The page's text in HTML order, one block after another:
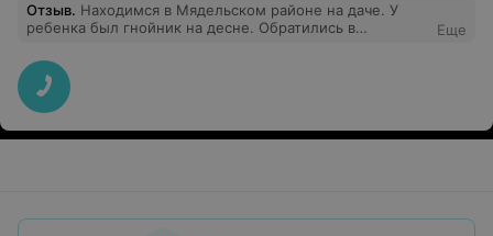
Отзыв. Находимся в Мядельском районе на даче. У
ребенка был гнойник на десне. Обратились в
Стоматолог быстро обработала десну, дала
рекомендации. Спасибо за оперативность и
вежливость!
Еще